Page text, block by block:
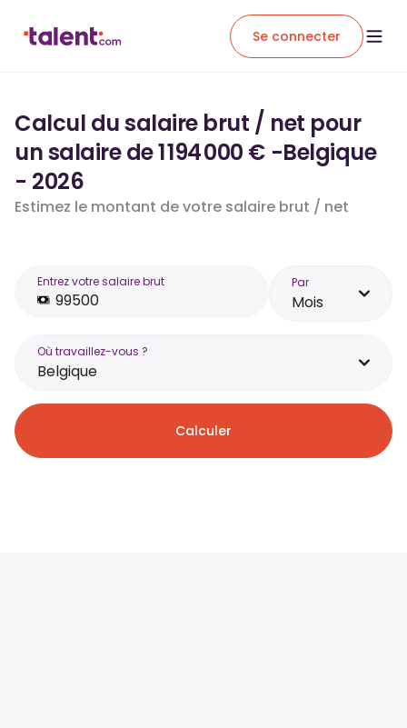
Se connecter
Calcul du salaire brut / net pour
un salaire de 1 194 000 € -Belgique
- 2026
Estimez le montant de votre salaire brut / net
Entrez votre salaire brut Par
Mois
Où travaillez-vous ?
Belgique
Calculer